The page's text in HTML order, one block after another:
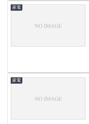
家電
家電